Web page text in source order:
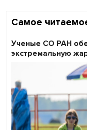
Самое
Ученые СО РАН
экстремальную